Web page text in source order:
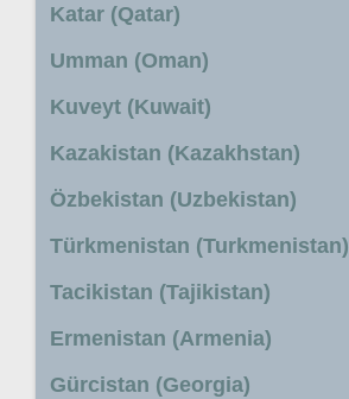
Katar (Qatar)
Umman (Oman)
Kuveyt (Kuwait)
Kazakistan (Kazakhstan)
Özbekistan (Uzbekistan)
Türkmenistan (Turkmenistan)
Tacikistan (Tajikistan)
Ermenistan (Armenia)
Gürcistan (Georgia)